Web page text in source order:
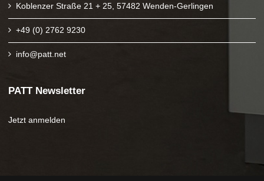
Koblenzer Straße 21 + 25, 57482 Wenden-Gerlingen
+49 (0) 2762 9230
info@patt.net
PATT Newsletter
Jetzt anmelden